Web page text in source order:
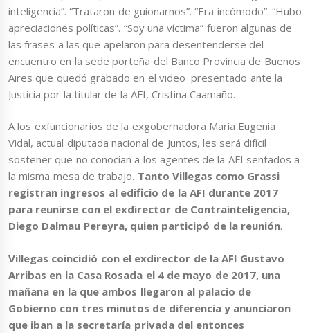
inteligencia”. “Trataron de guionarnos”. “Era incómodo”. “Hubo
apreciaciones políticas”. “Soy una víctima” fueron algunas de
las frases a las que apelaron para desentenderse del
encuentro en la sede porteña del Banco Provincia de Buenos
Aires que quedó grabado en el video presentado ante la
Justicia por la titular de la AFI, Cristina Caamaño.
A los exfuncionarios de la exgobernadora María Eugenia
Vidal, actual diputada nacional de Juntos, les será difícil
sostener que no conocían a los agentes de la AFI sentados a
la misma mesa de trabajo. Tanto Villegas como Grassi
registran ingresos al edificio de la AFI durante 2017
para reunirse con el exdirector de Contrainteligencia,
Diego Dalmau Pereyra, quien participó de la reunión.
Villegas coincidió con el exdirector de la AFI Gustavo
Arribas en la Casa Rosada el 4 de mayo de 2017, una
mañana en la que ambos llegaron al palacio de
Gobierno con tres minutos de diferencia y anunciaron
que iban a la secretaría privada del entonces